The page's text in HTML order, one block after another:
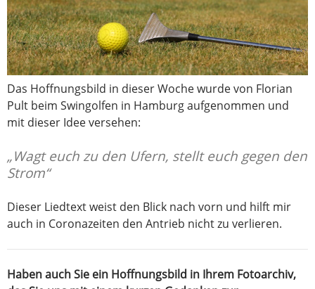
Das Hoffnungsbild in dieser Woche wurde von Florian
Pult beim Swingolfen in Hamburg aufgenommen und
mit dieser Idee versehen:
„Wagt euch zu den Ufern, stellt euch gegen den
Strom“
Dieser Liedtext weist den Blick nach vorn und hilft mir
auch in Coronazeiten den Antrieb nicht zu verlieren.
Haben auch Sie ein Hoffnungsbild in Ihrem Fotoarchiv,